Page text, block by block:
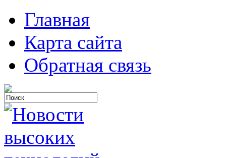
Главная
Карта сайта
Обратная связь